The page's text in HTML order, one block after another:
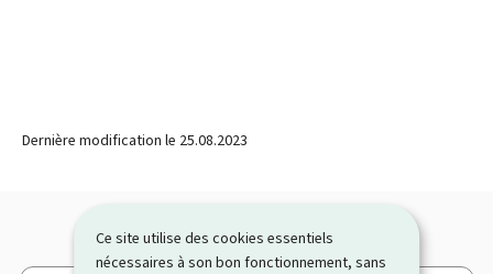
Ce site utilise des cookies essentiels
nécessaires à son bon fonctionnement, sans
Dernière modification le 25.08.2023